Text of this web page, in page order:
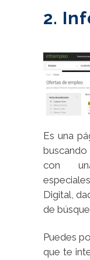
2.
Es una
con
Digital,
de
Puedes
que te